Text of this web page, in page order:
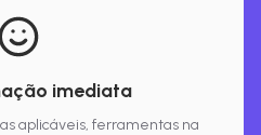
imediata
aplicáveis, ferramentas na